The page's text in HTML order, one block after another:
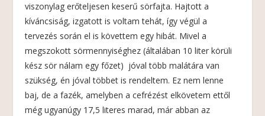
viszonylag erőteljesen keserű sörfajta. Hajtott a
kíváncsiság, izgatott is voltam tehát, így végül a
tervezés során el is követtem egy hibát. Mivel a
megszokott sörmennyiséghez (általában 10 liter körüli
kész sör nálam egy főzet) jóval több malátára van
szükség, én jóval többet is rendeltem. Ez nem lenne
baj, de a fazék, amelyben a cefrézést elkövetem ettől
még ugyanúgy 17,5 literes marad, már abban az